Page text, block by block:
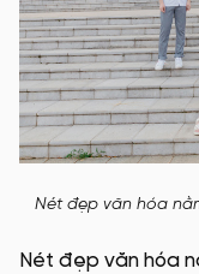
Nét đẹp văn hóa
Nét đẹp văn hóa